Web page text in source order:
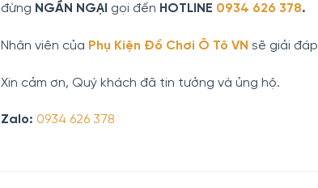
đừng NGẦN NGẠI gọi đến HOTLINE 0934 626 378.
Nhân viên của Phụ Kiện Đồ Chơi Ô Tô VN sẽ giải đáp
Xin cảm ơn, Quý khách đã tin tưởng và ủng hộ.
Zalo: 0934 626 378